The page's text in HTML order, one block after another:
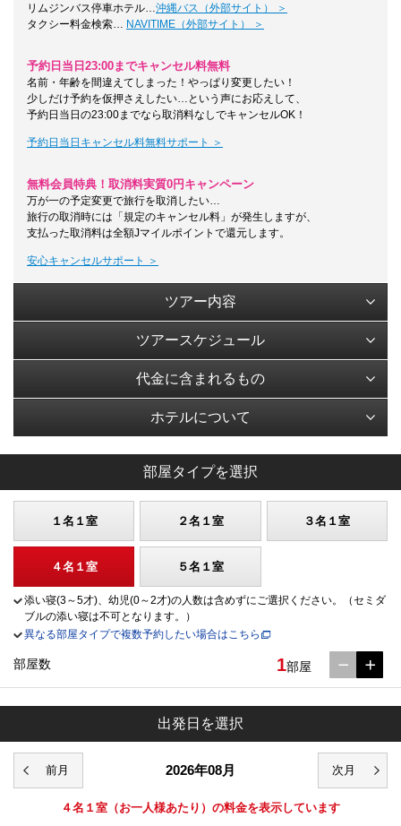
リムジンバス停車ホテル… 沖縄バス（外部サイト） ＞
タクシー料金検索… NAVITIME（外部サイト） ＞
予約日当日23:00までキャンセル料無料
名前・年齢を間違えてしまった！やっぱり変更したい！
少しだけ予約を仮押さえしたい…という声にお応えして、
予約日当日の23:00までなら取消料なしでキャンセルOK！
予約日当日キャンセル料無料サポート ＞
無料会員特典！取消料実質0円キャンペーン
万が一の予定変更で旅行を取消したい…
旅行の取消時には「規定のキャンセル料」が発生しますが、
支払った取消料は全額Jマイルポイントで還元します。
安心キャンセルサポート ＞
ツアー内容
ツアースケジュール
代金に含まれるもの
ホテルについて
部屋タイプを選択
１名１室 ２名１室 ３名１室
４名１室 ５名１室
添い寝(3～5才)、幼児(0～2才)の人数は含めずにご選択ください。（セミダ
ブルの添い寝は不可となります。）
異なる部屋タイプで複数予約したい場合はこちら
部屋数 1部屋
出発日を選択
2026年08月
４名１室 （お一人様あたり）の料金を表示しています